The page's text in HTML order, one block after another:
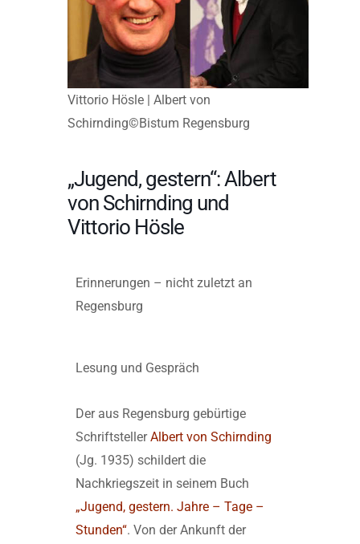
Vittorio Hösle | Albert von
Schirnding©Bistum Regensburg
„Jugend, gestern“: Albert
von Schirnding und
Vittorio Hösle
Erinnerungen – nicht zuletzt an
Regensburg
Lesung und Gespräch
Der aus Regensburg gebürtige
SchriftstellerAlbert von Schirnding
(Jg. 1935) schildert die
Nachkriegszeit in seinem Buch
„Jugend, gestern. Jahre – Tage –
Stunden“. Von der Ankunft der